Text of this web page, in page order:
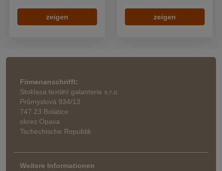
zeigen zeigen
Firmenanschrifft:
Stoklasa textilní galanterie s.r.o.
Průmyslová 934/13
747 23 Bolatice
okres Opava
Tschechische Republik
Weitere Informationen